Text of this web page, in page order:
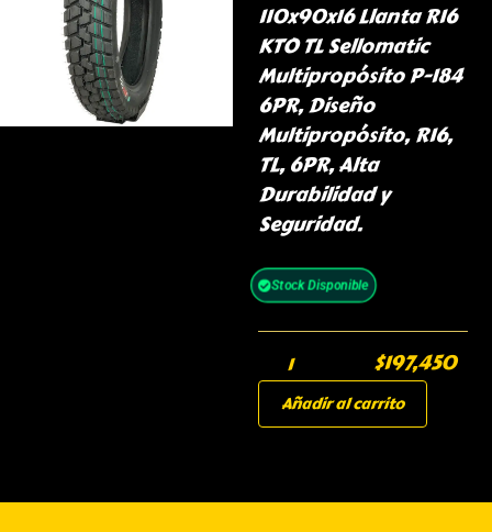
110x90x16 Llanta R16
KTO TL Sellomatic
Multipropósito P-184
6PR, Diseño
Multipropósito, R16,
TL, 6PR, Alta
Durabilidad y
Seguridad.
Stock Disponible
$197,450
Añadir al carrito